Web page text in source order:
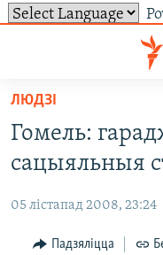
ўнівэрсальнага
доступу
Перайсьці
да
галоўнага
Перайсьці
ЛЮДЗІ
ПАЛІТЫКА
ТОЛЬКІ НА СВАБОДЗЕ
БЛОГІ
ГІСТОРЫЯ НА СВАБОДЗЕ
АБЫСЬЦІ БЛЯКАВАНЬНЕ
ПАДЗЯЛІЦЦА
ПАДПІСАЦЦА
RSS
ЛЮДЗІ
Гомель:
сацыяльныя
05 лістапад 2008, 23:24
Падзяліцца